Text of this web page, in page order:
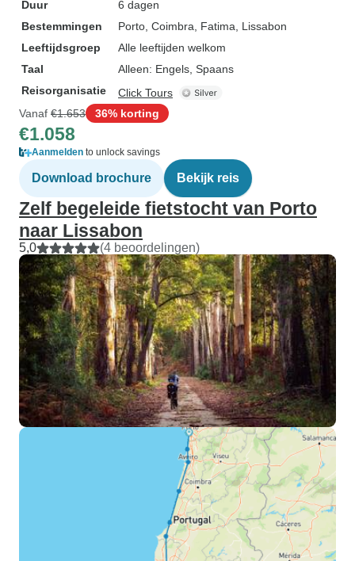
Duur
6 dagen
Bestemmingen
Porto , Coimbra , Fatima , Lissabon
Leeftijdsgroep
Alle leeftijden welkom
Taal
Alleen: Engels, Spaans
Reisorganisatie
Click Tours
Vanaf €1.653 36% korting
€1.058
Aanmelden to unlock savings
Download brochure Bekijk reis
Zelf begeleide fietstocht van Porto
naar Lissabon
5,0 (4 beoordelingen)